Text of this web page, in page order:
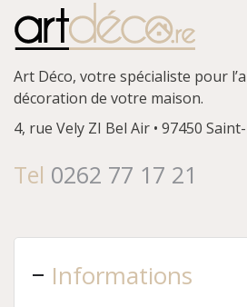
Art Déco, votre spécialiste pour
décoration de votre maison.
4, rue Vely ZI Bel Air • 97450
Tel 0262 77 17 21
Informations